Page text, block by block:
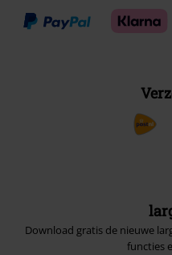
Download gratis de nieuwe
functies